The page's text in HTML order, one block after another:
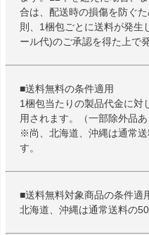
合は、配送時の損傷を防ぐ
則、1梱包ごとに送料が発生
ール代)のご承認を得た上で
■送料無料の条件適用
1梱包当たりの製品代金に対
用されます。（一部除外品あ
※尚、北海道、沖縄は通常
す。
■送料無料対象商品の条件適
北海道、沖縄は通常送料の